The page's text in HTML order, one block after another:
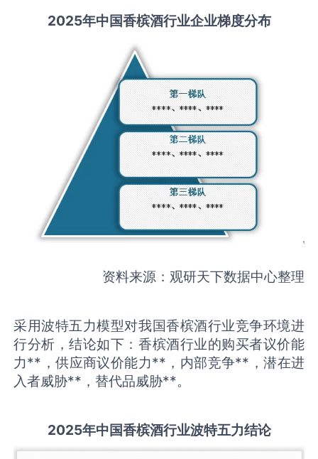
2025年中国香槟酒行业企业梯度分布
资料来源：观研天下数据中心整理
采用波特五力模型对我国香槟酒行业竞争环境进
行分析，结论如下：香槟酒行业的购买者议价能
力**，供应商议价能力**，内部竞争**，潜在进
入者威胁**，替代品威胁**。
2025年中国香槟酒行业波特五力结论